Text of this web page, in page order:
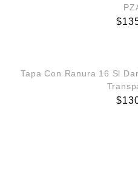
$
Tapa Con Ranura 16 Sl
$